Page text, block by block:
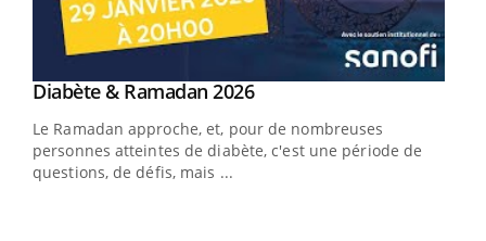
Youtube
Diabète & Ramadan 2026Youtube
Le Ramadan approche, et, pour de nombreuses
personnes atteintes de diabète, c'est une période de
questions, de défis, mais ...